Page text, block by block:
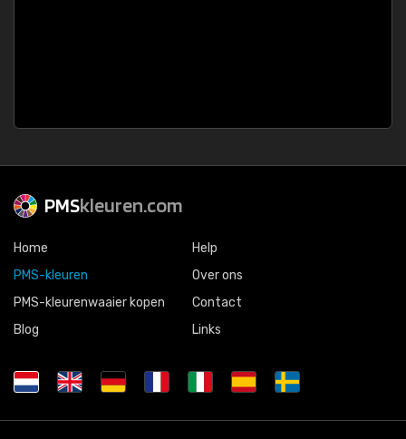
PMSkleuren.com
Home
PMS-kleuren
PMS-kleurenwaaier kopen
Blog
Help
Over ons
Contact
Links